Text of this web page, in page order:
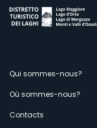
Menù
Qui sommes-nous?
Où sommes-nous?
Contacts